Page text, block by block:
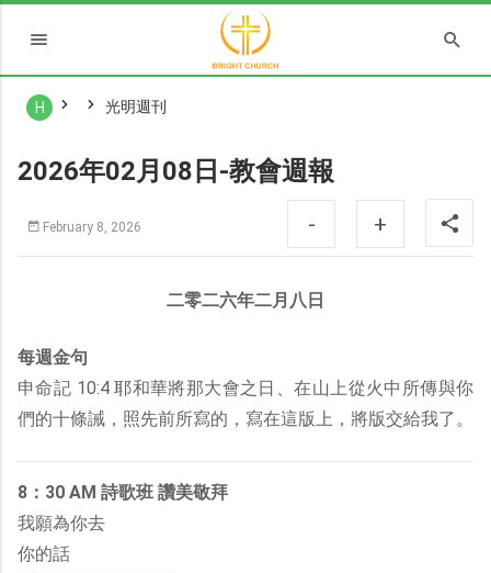
H 光明週刊
2026年02月08日-教會週報
February 8, 2026 - +
二零二六年二月八日
每週金句
申命記 10:4 耶和華將那大會之日、在山上從火中所傳與你
們的十條誡，照先前所寫的，寫在這版上，將版交給我了。
8：30 AM 詩歌班 讚美敬拜
我願為你去
你的話